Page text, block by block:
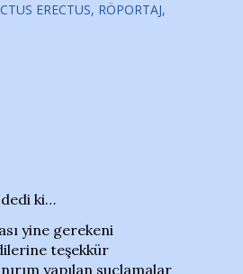
ERECTUS RÖPORTAJ
dedi ki…
yine gerekeni
teşekkür
yapılan suçlamalar